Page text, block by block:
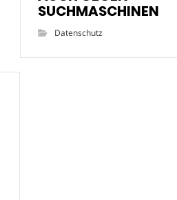
SUCHMASCHINEN
Datenschutz